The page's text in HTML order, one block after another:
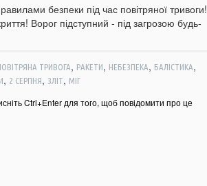
безпеки під час повітряної тривоги!
Ворог підступний - під загрозою будь-
ТРИВОГА, РАКЕТИ, НЕБЕЗПЕКА, БАЛІСТИКА,
, 2 СЕРПНЯ, ЗЛІТ, МІГ
Ctrl+Enter для того, щоб повідомити про це